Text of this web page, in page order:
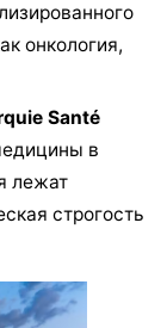
онкология,
Santé
в
лежат
строгость